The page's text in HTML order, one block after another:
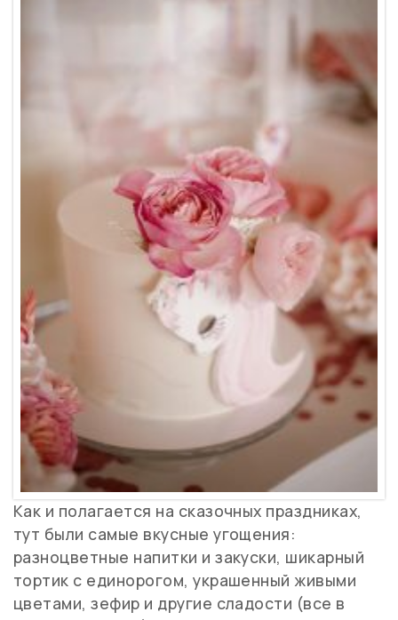
Как и полагается на сказочных праздниках,
тут были самые вкусные угощения:
разноцветные напитки и закуски, шикарный
тортик с единорогом, украшенный живыми
цветами, зефир и другие сладости (все в